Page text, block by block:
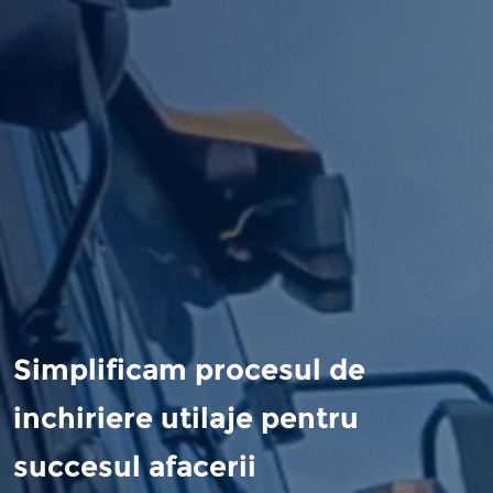
Simplificam procesul de
inchiriere utilaje pentru
succesul afacerii